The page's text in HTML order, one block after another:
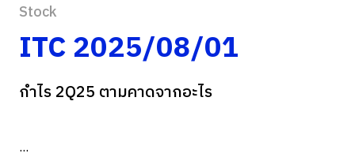
Stock
ITC 2025/08/01
กำไร 2Q25 ตามคาดจากอะไร
...